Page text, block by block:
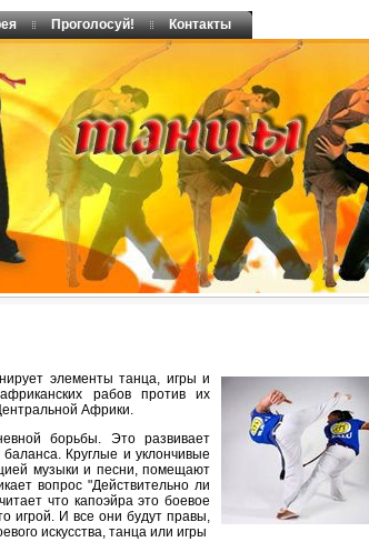
Проголосуй! Контакты
элементы танца, игры и
рабов против их
Африки.
борьбы. Это развивает
Круглые и уклончивые
музыки и песни, помещают
вопрос "Действительно ли
что капоэйра это боевое
игрой. И все они будут правы,
искусства, танца или игры